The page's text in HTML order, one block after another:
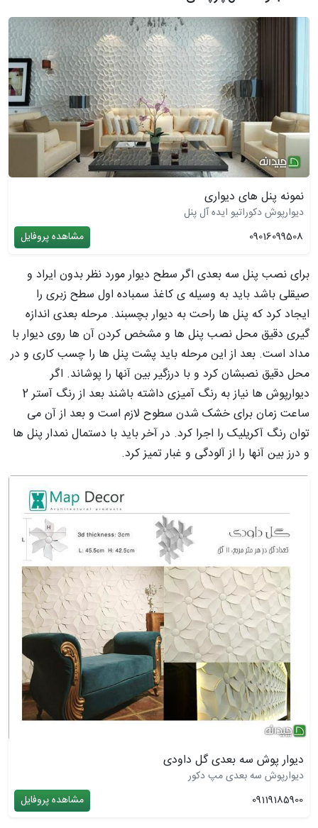
نمونه پنل های دیواری
دیوارپوش دکوراتیو ایده آل پنل
09016099508
مشاهده پروفایل
برای نصب پنل سه بعدی اگر سطح دیوار مورد نظر بدون ایراد و
صیقلی باشد باید به وسیله ی کاغذ سمباده اول سطح زبری را
ایجاد کرد که پنل ها راحت به دیوار بچسبند. مرحله بعدی اندازه
گیری دقیق محل نصب پنل ها و مشخص کردن آن ها روی دیوار با
مداد است. بعد از این مرحله باید پشت پنل ها را چسب کاری و در
محل دقیق نصبشان کرد و با درزگیر بین آنها را پوشاند. اگر
دیوارپوش ها نیاز به رنگ آمیزی داشته باشند بعد از رنگ آستر 2
ساعت زمان برای خشک شدن سطوح لازم است و بعد از آن می
توان رنگ آکریلیک را اجرا کرد. در آخر باید با دستمال نمدار پنل ها
و درز بین آنها را از آلودگی و غبار تمیز کرد.
دیوار پوش سه بعدی گل داودی
دیوارپوش سه بعدی مپ دکور
09119185900
مشاهده پروفایل